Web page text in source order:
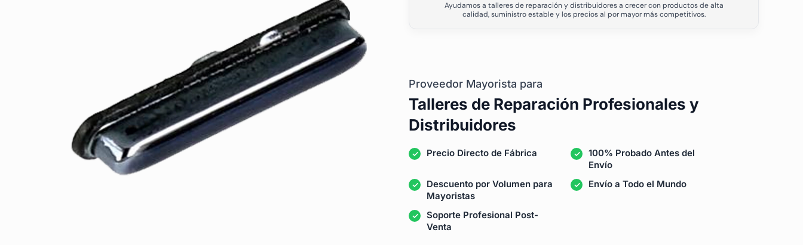
Ayudamos a talleres de reparación y distribuidores a crecer con productos de alta
calidad, suministro estable y los precios al por mayor más competitivos.
Proveedor Mayorista para
Talleres de Reparación Profesionales y
Distribuidores
Precio Directo de Fábrica
100% Probado Antes del
Envío
Descuento por Volumen para
Mayoristas
Envío a Todo el Mundo
Soporte Profesional Post-
Venta